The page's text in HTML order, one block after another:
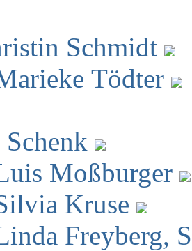
Schmidt
Tödter
Moßburger
Kruse
Freyberg,